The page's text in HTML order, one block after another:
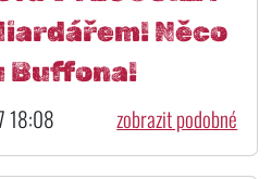
Něco
Buffona!
18:08 zobrazit podobné